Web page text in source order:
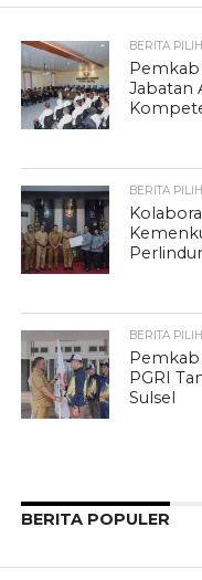
BERITA
Pemkab
Jabatan
BERITA
BERITA
PGRI
Sulsel
BERITA POPULER